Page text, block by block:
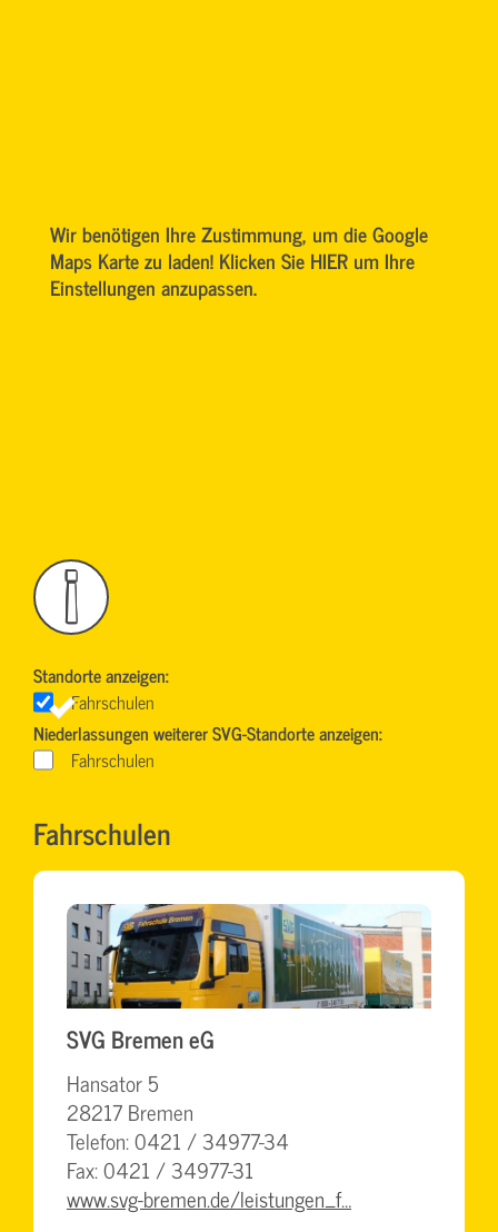
Wir benötigen Ihre Zustimmung, um die Google
Maps Karte zu laden! Klicken Sie HIER um Ihre
Einstellungen anzupassen.
!
Standorte anzeigen:
Fahrschulen
Niederlassungen weiterer SVG-Standorte anzeigen:
Fahrschulen
Fahrschulen
SVG Bremen eG
Hansator 5
28217 Bremen
Telefon: 0421 / 34977-34
Fax: 0421 / 34977-31
www.svg-bremen.de/leistungen_f…